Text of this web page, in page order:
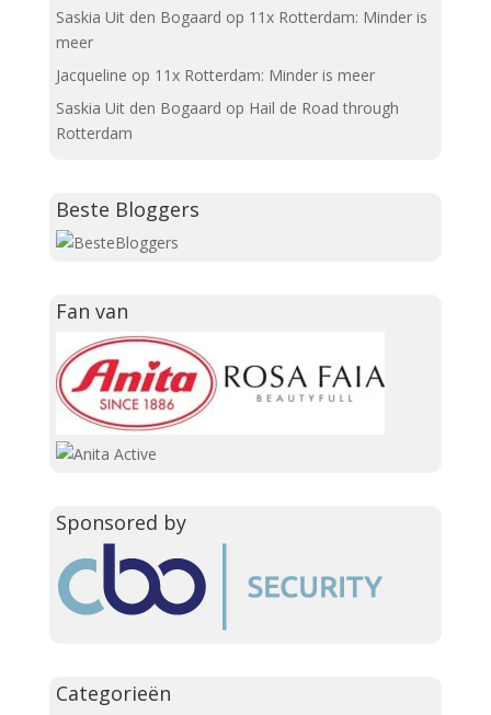
Saskia Uit den Bogaard op 11x Rotterdam: Minder is
meer
Jacqueline op 11x Rotterdam: Minder is meer
Saskia Uit den Bogaard op Hail de Road through
Rotterdam
Beste Bloggers
Fan van
Sponsored by
Categorieën